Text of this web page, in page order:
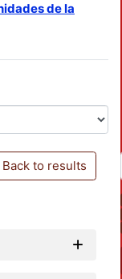
de la
to results